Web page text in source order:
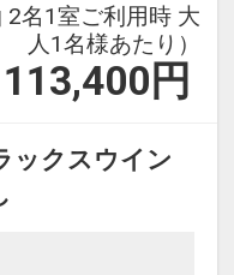
2名1室ご利用時 大
人1名様あたり）
円
ックスウイン